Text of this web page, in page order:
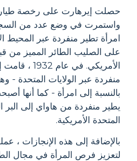
واستمرت في وضع عدد من
امرأة تطير منفردة عبر
على الصليب الطائر المميز من
الأمريكي. في
منفردة عبر الولايات المتحدة -
بالنسبة إلى امرأة - كما أنها
يطير منفردة من هاواي إلى البر
المتحدة الأمريكية.
بالإضافة إلى هذه الإنجازات ،
لتعزيز فرص المرأة في مجال